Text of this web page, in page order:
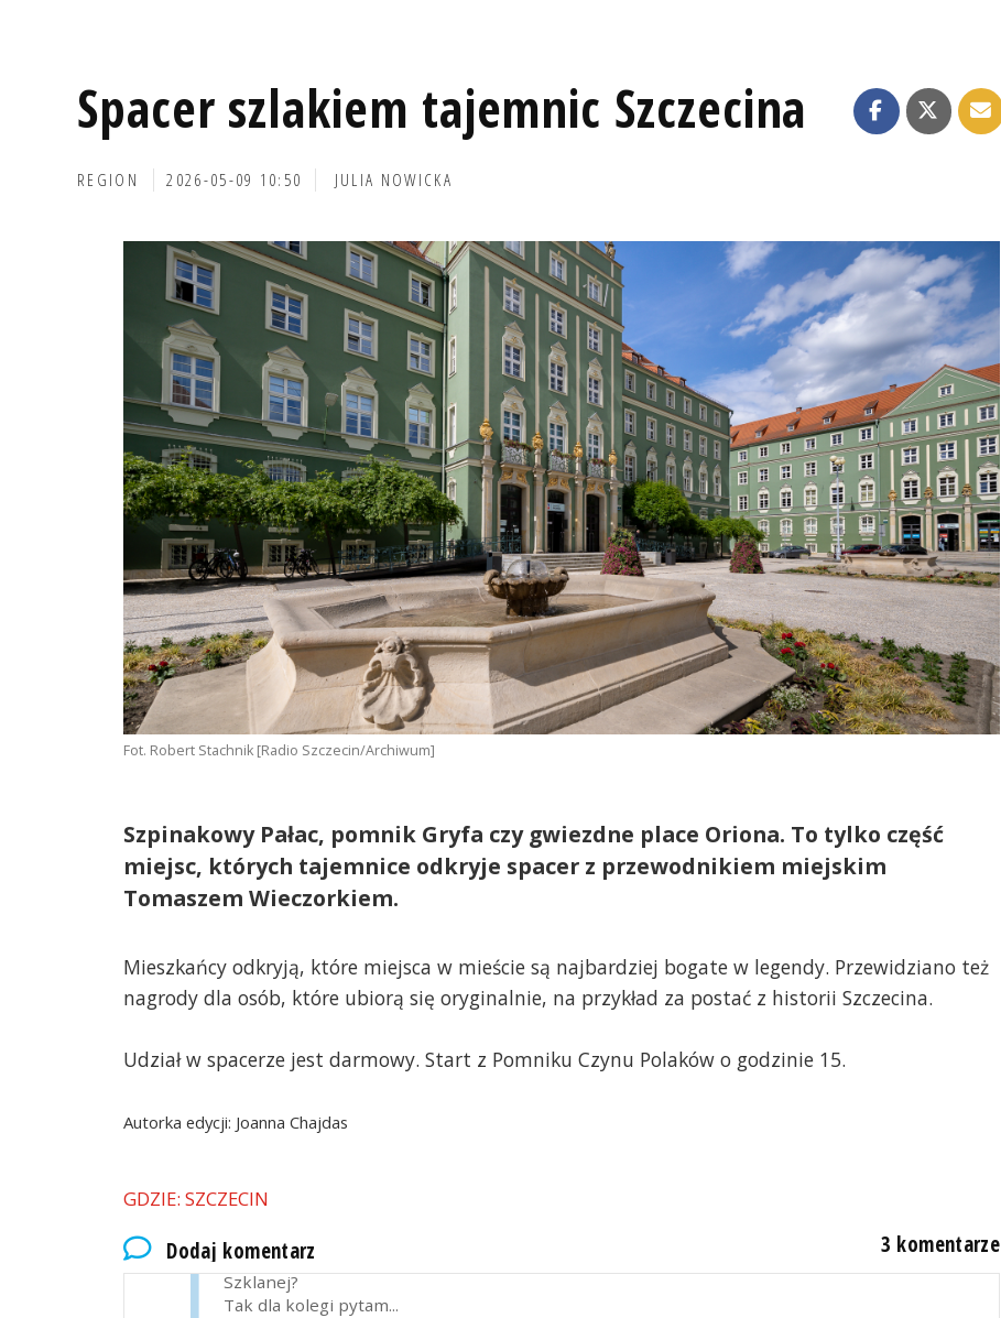
Spacer szlakiem tajemnic Szczecina
REGION 2026-05-09 10:50 JULIA NOWICKA
Fot. Robert Stachnik [Radio Szczecin/Archiwum]
Szpinakowy Pałac, pomnik Gryfa czy gwiezdne place Oriona. To tylko część
miejsc, których tajemnice odkryje spacer z przewodnikiem miejskim
Tomaszem Wieczorkiem.
Mieszkańcy odkryją, które miejsca w mieście są najbardziej bogate w legendy. Przewidziano też
nagrody dla osób, które ubiorą się oryginalnie, na przykład za postać z historii Szczecina.
Udział w spacerze jest darmowy. Start z Pomniku Czynu Polaków o godzinie 15.
Autorka edycji: Joanna Chajdas
GDZIE: SZCZECIN
Dodaj komentarz 3 komentarze
to może w ramach tego spaceru ujawnione zostanie GDZIE było wywieszone lub opublikowane
Obwieszczenie Prezydenta Miasta Szczecin z dn. 24.09.2025r. o przystąpieniu do opracowania
oceny oddziaływania na środowisko planowanej wóczas bazy paliwowej w Podjuchach przy ul
Szklanej?
Tak dla kolegi pytam...